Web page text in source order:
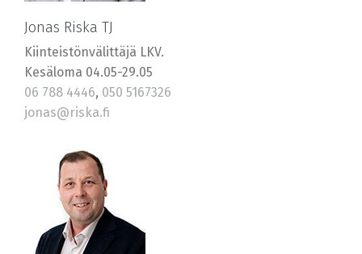
Jonas Riska TJ
Kiinteistönvälittäjä LKV.
Kesäloma 04.05-29.05
06 788 4446, 050 5167326
jonas@riska.fi